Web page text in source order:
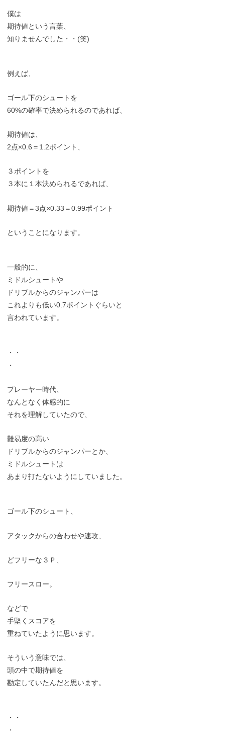
僕は
期待値という言葉、
知りませんでした・・(笑)
例えば、
ゴール下のシュートを
60%の確率で決められるのであれば、
期待値は、
2点×0.6＝1.2ポイント、
３ポイントを
３本に１本決められるであれば、
期待値＝3点×0.33＝0.99ポイント
ということになります。
一般的に、
ミドルシュートや
ドリブルからのジャンパーは
これよりも低い0.7ポイントぐらいと
言われています。
・・
・
プレーヤー時代、
なんとなく体感的に
それを理解していたので、
難易度の高い
ドリブルからのジャンパーとか、
ミドルシュートは
あまり打たないようにしていました。
ゴール下のシュート、
アタックからの合わせや速攻、
どフリーな３Ｐ、
フリースロー。
などで
手堅くスコアを
重ねていたように思います。
そういう意味では、
頭の中で期待値を
勘定していたんだと思います。
・・
・